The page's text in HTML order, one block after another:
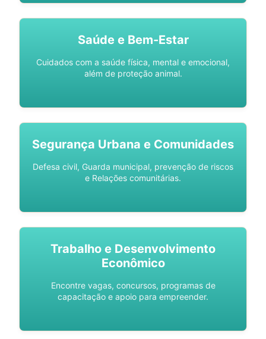
Saúde e Bem-Estar
Cuidados com a saúde física, mental e emocional,
além de proteção animal.
Segurança Urbana e Comunidades
Defesa civil, Guarda municipal, prevenção de riscos
e Relações comunitárias.
Trabalho e Desenvolvimento
Econômico
Encontre vagas, concursos, programas de
capacitação e apoio para empreender.